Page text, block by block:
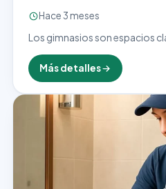
Hace 3 meses
Los gimnasios son espacios
mental, pero mantenerlos en
requiere un trabajo arduo y
limpieza…
Más detalles